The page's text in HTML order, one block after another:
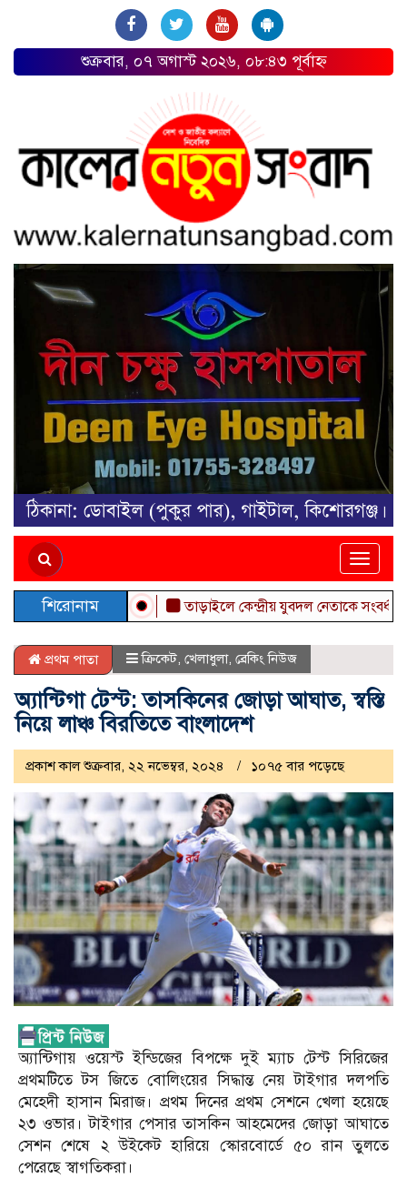
শুক্রবার, ০৭ অগাস্ট ২০২৬, ০৮:৪৩ পূর্বাহ্ন
Toggle
শিরোনাম তাড়াইলে কেন্দ্রীয় যুবদল নেতাকে সংবর্ধনা
প্রথম পাতা ক্রিকেট, খেলাধুলা, ব্রেকিং নিউজ
অ্যান্টিগা টেস্ট: তাসকিনের জোড়া আঘাত, স্বস্তি
নিয়ে লাঞ্চ বিরতিতে বাংলাদেশ
প্রকাশ কাল শুক্রবার, ২২ নভেম্বর, ২০২৪ ১০৭৫ বার পড়েছে
অ্যান্টিগায় ওয়েস্ট ইন্ডিজের বিপক্ষে দুই ম্যাচ টেস্ট সিরিজের
প্রথমটিতে টস জিতে বোলিংয়ের সিদ্ধান্ত নেয় টাইগার দলপতি
মেহেদী হাসান মিরাজ। প্রথম দিনের প্রথম সেশনে খেলা হয়েছে
২৩ ওভার। টাইগার পেসার তাসকিন আহমেদের জোড়া আঘাতে
সেশন শেষে ২ উইকেট হারিয়ে স্কোরবোর্ডে ৫০ রান তুলতে
পেরেছে স্বাগতিকরা।